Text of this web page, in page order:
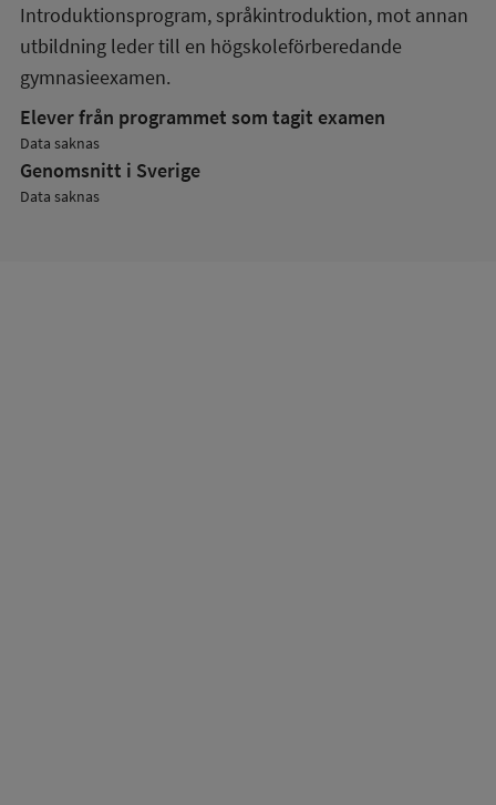
Introduktionsprogram, språkintroduktion, mot annan
utbildning leder till en högskoleförberedande
gymnasieexamen.
Elever från programmet som tagit examen
Data saknas
Genomsnitt i Sverige
Data saknas